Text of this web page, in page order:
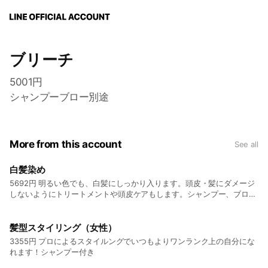
ブリーチ
5001円
シャンプーブロー別途
More from this account See all
白髪染め
5692円 明るい色でも、白髪にしっかり入ります。頭皮・髪にダメージ
しないようにトリートメントや頭皮ケアもします。シャンプー、ブロー
髪型スタイリング（女性）
3355円 プロによるスタイルングでいつもよりワンランク上の自分にな
れます！シャンプー付き